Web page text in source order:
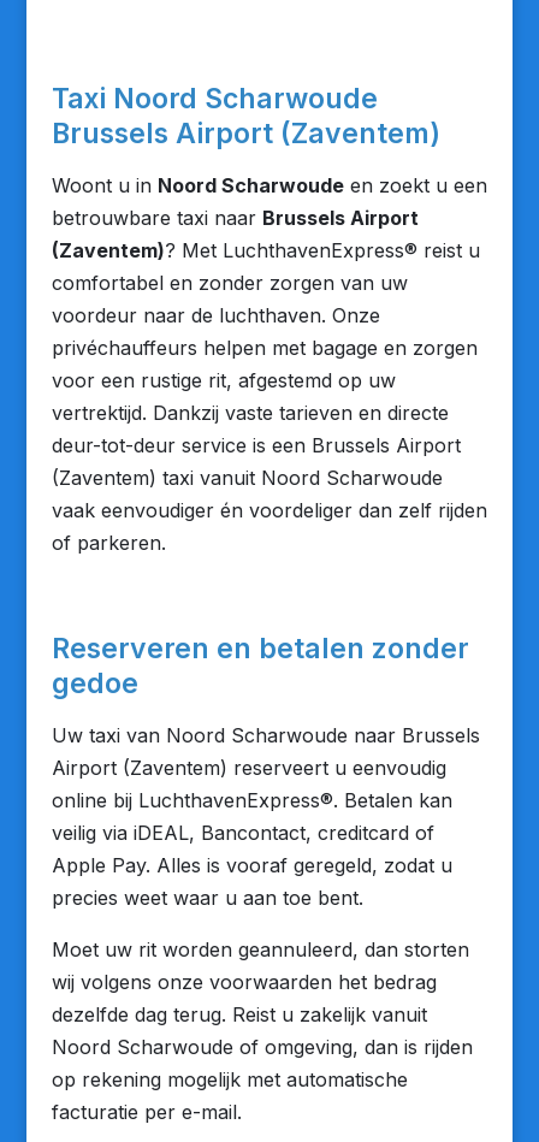
Taxi Noord Scharwoude
Brussels Airport (Zaventem)
Woont u in Noord Scharwoudeen zoekt u een
betrouwbare taxi naar Brussels Airport
(Zaventem)? Met LuchthavenExpress® reist u
comfortabel en zonder zorgen van uw
voordeur naar de luchthaven. Onze
privéchauffeurs helpen met bagage en zorgen
voor een rustige rit, afgestemd op uw
vertrektijd. Dankzij vaste tarieven en directe
deur-tot-deur service is een Brussels Airport
(Zaventem) taxi vanuit Noord Scharwoude
vaak eenvoudiger én voordeliger dan zelf rijden
of parkeren.
Reserveren en betalen zonder
gedoe
Uw taxi van Noord Scharwoude naar Brussels
Airport (Zaventem) reserveert u eenvoudig
online bij LuchthavenExpress®. Betalen kan
veilig via iDEAL, Bancontact, creditcard of
Apple Pay. Alles is vooraf geregeld, zodat u
precies weet waar u aan toe bent.
Moet uw rit worden geannuleerd, dan storten
wij volgens onze voorwaarden het bedrag
dezelfde dag terug. Reist u zakelijk vanuit
Noord Scharwoude of omgeving, dan is rijden
op rekening mogelijk met automatische
facturatie per e-mail.